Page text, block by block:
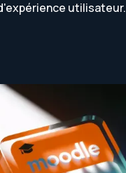
utilisateur.